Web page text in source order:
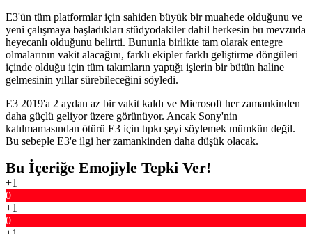
E3'ün tüm platformlar için sahiden büyük bir muahede olduğunu ve
yeni çalışmaya başladıkları stüdyodakiler dahil herkesin bu mevzuda
heyecanlı olduğunu belirtti. Bununla birlikte tam olarak entegre
olmalarının vakit alacağını, farklı ekipler farklı geliştirme döngüleri
içinde olduğu için tüm takımların yaptığı işlerin bir bütün haline
gelmesinin yıllar sürebileceğini söyledi.
E3 2019'a 2 aydan az bir vakit kaldı ve Microsoft her zamankinden
daha güçlü geliyor üzere görünüyor. Ancak Sony'nin
katılmamasından ötürü E3 için tıpkı şeyi söylemek mümkün değil.
Bu sebeple E3'e ilgi her zamankinden daha düşük olacak.
Bu İçeriğe Emojiyle Tepki Ver!
+1
0
+1
0